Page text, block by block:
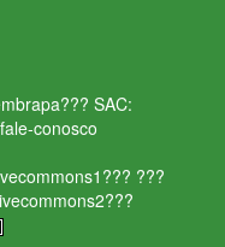
SAC:
conosco
???